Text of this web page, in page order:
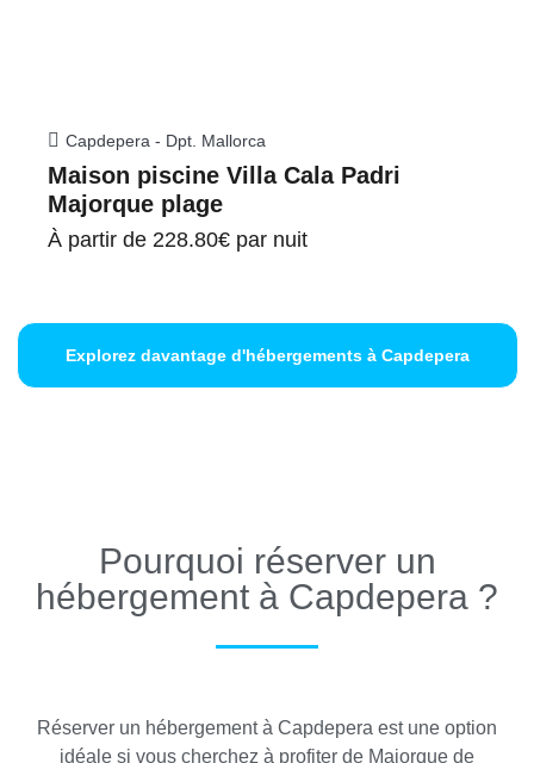
Explorez davantage d'hébergements à Capdepera
Capdepera - Dpt. Mallorca
Maison piscine Villa Cala Padri
Majorque plage
À partir de 228.80€ par nuit
Pourquoi réserver un
hébergement à Capdepera ?
Réserver un hébergement à Capdepera est une option
idéale si vous cherchez à profiter de Majorque de